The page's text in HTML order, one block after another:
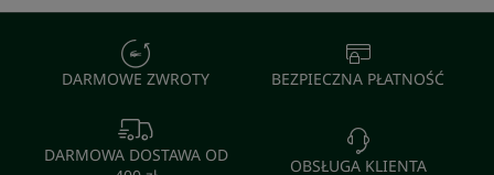
DARMOWE ZWROTY BEZPIECZNA PŁATNOŚĆ
DARMOWA DOSTAWA OD
OBSŁUGA KLIENTA